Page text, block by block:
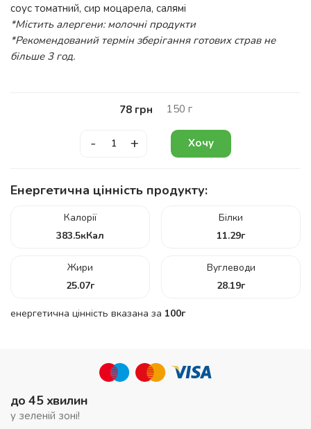
соус томатний, сир моцарела, салямі
*Містить алергени: молочні продукти
*Рекомендований термін зберігання готових страв не
більше 3 год.
78грн 150 г
- + Хочу
Енергетична цінність продукту:
Калорії
383.5кКал
Білки
11.29г
Жири
25.07г
Вуглеводи
28.19г
енергетична цінність вказана за 100г
до 45 хвилин
у зеленій зоні!